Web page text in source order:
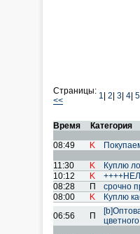
Страницы:
<<
1 2 3 4 5
Время Категория
08:49
K
11:30 K
Куплю
10:12
K
08:28
П
срочно
08:00
K
Куплю
06:56
П